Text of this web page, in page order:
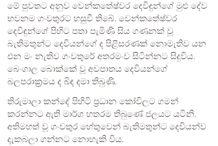
මේ පුවතට අනුව වෙන්කතේෂ්වර දෙවිඳුන්ගේ මුළු දේව
භවනම ගංවතුරට හසුවී තිබේ. වෙන්කතේෂ්වර
දෙවිඳුන්ගේ පිහිට පතා පැමිණි සිය ගණනක් වූ
බැතිමතුන්ට දෙවියන්ගේ ද පිළිසරණක් නොමැතිව යන
එන මං නැතිව ගංවතුරේ අතරමංව සිටින්නට සිදුවිය.
බෙංගාල බොක්කේ වූ අවපාතය දෙවියන්ගේ
බලපරාක්‍රමය ද බිඳ දමා තිබුණි.
තිරුමාලා කන්දේ පිහිටි ප්‍රධාන කෝවිලට ගමන්
කරන්නට ඇති මාර්ග හතරම තිබුණේ ජලයට යටිනි.
අතිමහත් වූ ගංවතුර හේතුවෙන් බැතිමතුන්ට දෙවියන්ව
දැකබලා ගන්නට නොහැකි විය.